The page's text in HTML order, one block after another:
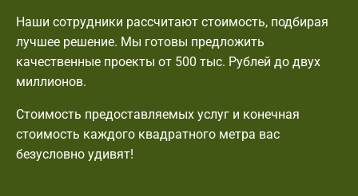
Наши сотрудники рассчитают стоимость, подбирая
лучшее решение. Мы готовы предложить
качественные проекты от 500 тыс. Рублей до двух
миллионов.
Стоимость предоставляемых услуг и конечная
стоимость каждого квадратного метра вас
безусловно удивят!